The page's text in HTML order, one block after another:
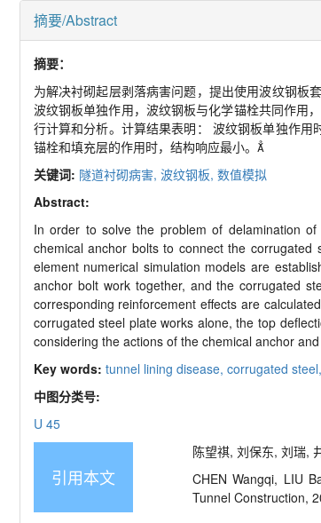
摘要/Abstract
摘要：
为解决衬砌起层剥落病害问题，提出使用波纹钢板
波纹钢板单独作用，波纹钢板与化学锚栓共同作用
行计算和分析。计算结果表明： 波纹钢板单独作
锚栓和填充层的作用时，结构响应最小。
关键词: 隧道衬砌病害, 波纹钢板, 数值模拟
Abstract:
In order to solve the problem of delamination
chemical anchor bolts to connect the
element numerical simulation models are
anchor bolt work together, and the corrugated
corresponding reinforcement effects are
corrugated steel plate works alone, the top
considering the actions of the chemical anchor
Key words: tunnel lining disease, corrugated steel,
中图分类号:
U 45
引用本文
陈望祺, 刘保东, 刘瑞,
CHEN Wangqi, LIU
Tunnel Construction,